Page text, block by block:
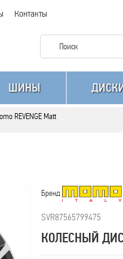
Контакты
ШИНЫ
REVENGE Matt
Бренд
SVR87565799475
КОЛЕСНЫЙ ДИСК